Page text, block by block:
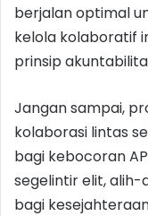
berjalan optimal
kelola kolaboratif
prinsip
Jangan sampai,
kolaborasi lintas
bagi kebocoran
segelintir elit,
bagi